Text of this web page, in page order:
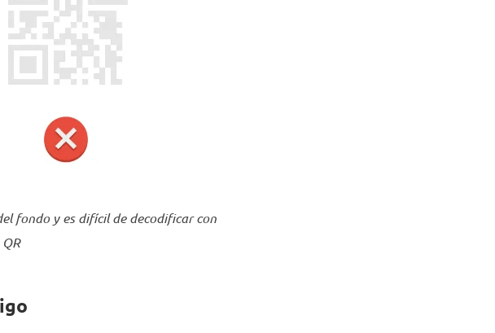
fondo y es difícil de decodificar con